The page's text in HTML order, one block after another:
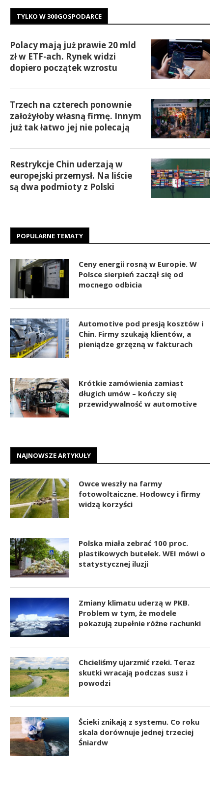
TYLKO W 300GOSPODARCE
Polacy mają już prawie 20 mld
zł w ETF-ach. Rynek widzi
dopiero początek wzrostu
Trzech na czterech ponownie
założyłoby własną firmę. Innym
już tak łatwo jej nie polecają
Restrykcje Chin uderzają w
europejski przemysł. Na liście
są dwa podmioty z Polski
POPULARNE TEMATY
Ceny energii rosną w Europie. W
Polsce sierpień zaczął się od
mocnego odbicia
Automotive pod presją kosztów i
Chin. Firmy szukają klientów, a
pieniądze grzęzną w fakturach
Krótkie zamówienia zamiast
długich umów – kończy się
przewidywalność w automotive
NAJNOWSZE ARTYKUŁY
Owce weszły na farmy
fotowoltaiczne. Hodowcy i firmy
widzą korzyści
Polska miała zebrać 100 proc.
plastikowych butelek. WEI mówi o
statystycznej iluzji
Zmiany klimatu uderzą w PKB.
Problem w tym, że modele
pokazują zupełnie różne rachunki
Chcieliśmy ujarzmić rzeki. Teraz
skutki wracają podczas susz i
powodzi
Ścieki znikają z systemu. Co roku
skala dorównuje jednej trzeciej
Śniardw